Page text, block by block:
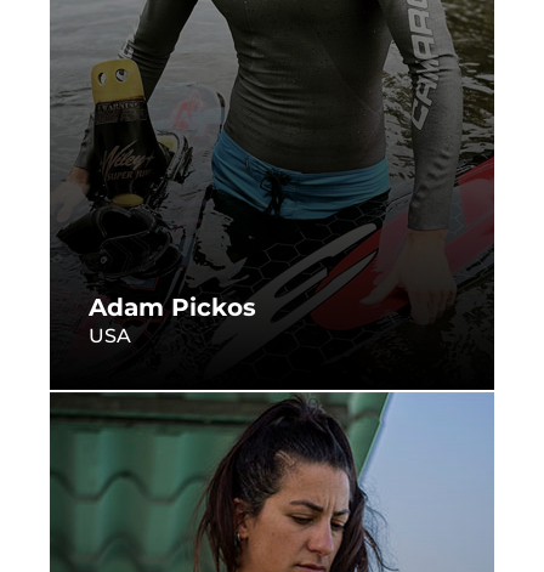
Adam Pickos
USA